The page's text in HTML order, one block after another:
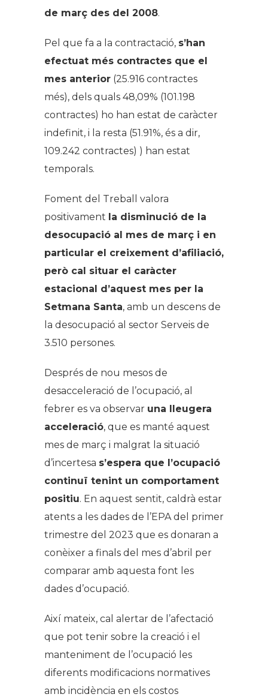
de març des del 2008.
Pel que fa a la contractació, s’han
efectuat més contractes que el
mes anterior (25.916 contractes
més), dels quals 48,09% (101.198
contractes) ho han estat de caràcter
indefinit, i la resta (51.91%, és a dir,
109.242 contractes) ) han estat
temporals.
Foment del Treball valora
positivament la disminució de la
desocupació al mes de març i en
particular el creixement d’afiliació,
però cal situar el caràcter
estacional d’aquest mes per la
Setmana Santa, amb un descens de
la desocupació al sector Serveis de
3.510 persones.
Després de nou mesos de
desacceleració de l’ocupació, al
febrer es va observar una lleugera
acceleració, que es manté aquest
mes de març i malgrat la situació
d’incertesa s’espera que l’ocupació
continuï tenint un comportament
positiu. En aquest sentit, caldrà estar
atents a les dades de l’EPA del primer
trimestre del 2023 que es donaran a
conèixer a finals del mes d’abril per
comparar amb aquesta font les
dades d’ocupació.
Així mateix, cal alertar de l’afectació
que pot tenir sobre la creació i el
manteniment de l’ocupació les
diferents modificacions normatives
amb incidència en els costos